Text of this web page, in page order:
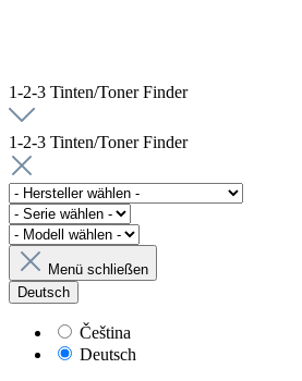
1-2-3 Tinten/Toner Finder
1-2-3 Tinten/Toner Finder
Menü schließen
Deutsch
Čeština
Deutsch